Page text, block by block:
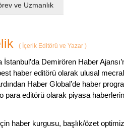
ve Uzmanlık
( İçerik Editörü ve Yazar )
İstanbul’da Demirören Haber
haber editörü olarak ulusal
Haber Global’de haber
para editörü olarak piyasa
haber kurgusu, başlık/özet